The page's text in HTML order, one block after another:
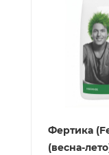
Фертика
(весна-